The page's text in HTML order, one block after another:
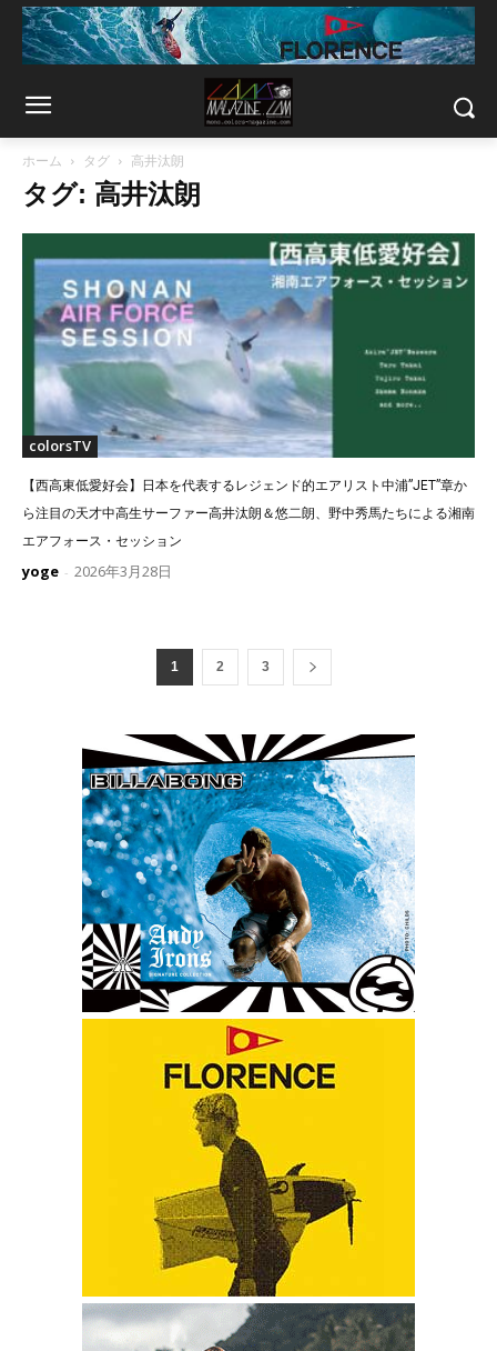
ホーム タグ 高井汰朗
タグ: 高井汰朗
colorsTV
【西高東低愛好会】日本を代表するレジェンド的エアリスト中浦”JET”章か
ら注目の天才中高生サーファー高井汰朗＆悠二朗、野中秀馬たちによる湘南
エアフォース・セッション
yoge - 2026年3月28日
1 2 3